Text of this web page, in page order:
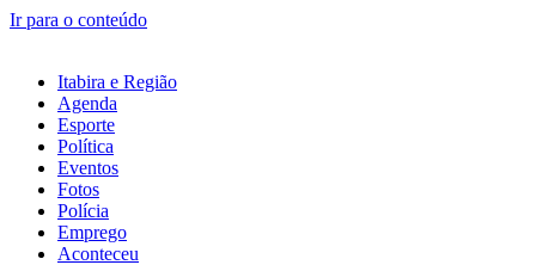
Ir para o conteúdo
Itabira e Região
Agenda
Esporte
Política
Eventos
Fotos
Polícia
Emprego
Aconteceu